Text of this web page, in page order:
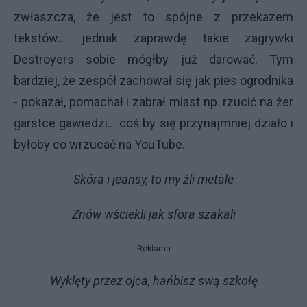
zwłaszcza, że jest to spójne z przekazem
tekstów... jednak zaprawdę takie zagrywki
Destroyers sobie mógłby już darować. Tym
bardziej, że zespół zachował się jak pies ogrodnika
- pokazał, pomachał i zabrał miast np. rzucić na żer
garstce gawiedzi... coś by się przynajmniej działo i
byłoby co wrzucać na YouTube.
Skóra i jeansy, to my źli metale
Znów wściekli jak sfora szakali
Reklama
Wyklęty przez ojca, hańbisz swą szkołę